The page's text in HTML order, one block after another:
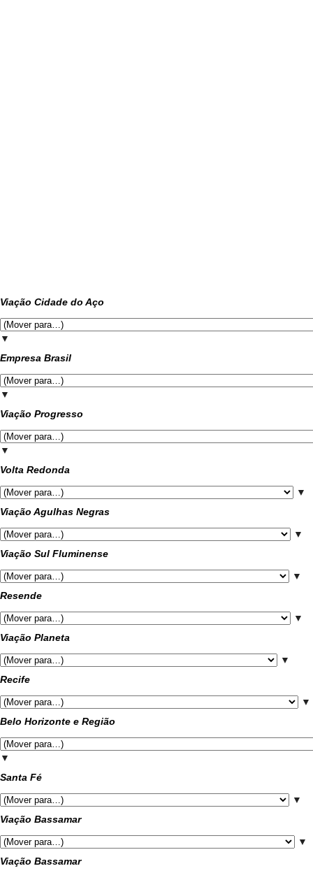
Viação Cidade do Aço
▼
Empresa Brasil
▼
Viação Progresso
▼
Volta Redonda
▼
Viação Agulhas Negras
▼
Viação Sul Fluminense
▼
Resende
▼
Viação Planeta
▼
Recife
▼
Belo Horizonte e Região
▼
Santa Fé
▼
Viação Bassamar
▼
Viação Bassamar